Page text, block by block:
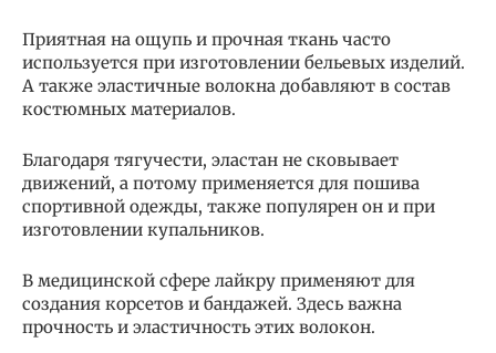
Приятная на ощупь и прочная ткань часто
используется при изготовлении бельевых изделий.
А также эластичные волокна добавляют в состав
костюмных материалов.
Благодаря тягучести, эластан не сковывает
движений, а потому применяется для пошива
спортивной одежды, также популярен он и при
изготовлении купальников.
В медицинской сфере лайкру применяют для
создания корсетов и бандажей. Здесь важна
прочность и эластичность этих волокон.